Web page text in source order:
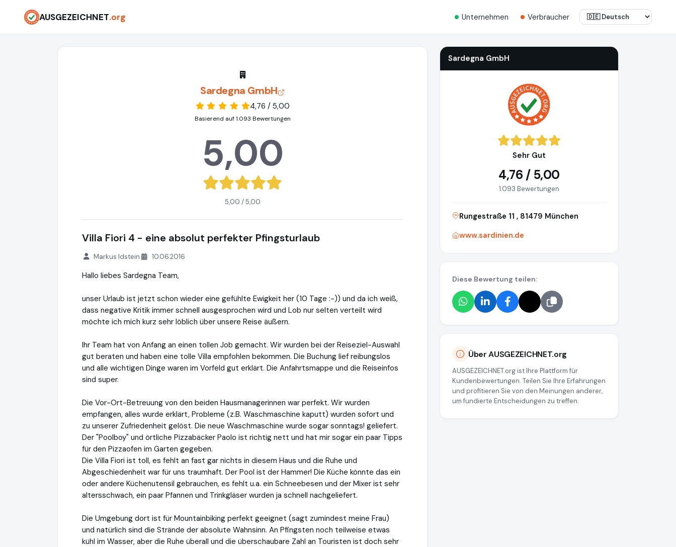
AUSGEZEICHNET.org Unternehmen Verbraucher
Sardegna GmbH
4,76 / 5,00
Basierend auf 1.093 Bewertungen
5,00
5,00 / 5,00
Villa Fiori 4 - eine absolut perfekter Pfingsturlaub
Markus Idstein 10.06.2016
Hallo liebes Sardegna Team,
unser Urlaub ist jetzt schon wieder eine gefühlte Ewigkeit her (10 Tage :-)) und da ich weiß,
dass negative Kritik immer schnell ausgesprochen wird und Lob nur selten verteilt wird
möchte ich mich kurz sehr löblich über unsere Reise äußern.
Ihr Team hat von Anfang an einen tollen Job gemacht. Wir wurden bei der Reiseziel-Auswahl
gut beraten und haben eine tolle Villa empfohlen bekommen. Die Buchung lief reibungslos
und alle wichtigen Dinge waren im Vorfeld gut erklärt. Die Anfahrtsmappe und die Reiseinfos
sind super.
Die Vor-Ort-Betreuung von den beiden Hausmanagerinnen war perfekt. Wir wurden
empfangen, alles wurde erklärt, Probleme (z.B. Waschmaschine kaputt) wurden sofort und
zu unserer Zufriedenheit gelöst. Die neue Waschmaschine wurde sogar sonntags! geliefert.
Der "Poolboy" und örtliche Pizzabäcker Paolo ist richtig nett und hat mir sogar ein paar Tipps
für den Pizzaofen im Garten gegeben.
Die Villa Fiori ist toll, es fehlt an fast gar nichts in diesem Haus und die Ruhe und
Abgeschiedenheit war für uns traumhaft. Der Pool ist der Hammer! Die Küche könnte das ein
oder andere Küchenutensil gebrauchen, es fehlt u.a. ein Schneebesen und der Mixer ist sehr
altersschwach, ein paar Pfannen und Trinkgläser wurden ja schnell nachgeliefert.
Die Umgebung dort ist für Mountainbiking perfekt geeignet (sagt zumindest meine Frau)
und natürlich sind die Strände der absolute Wahnsinn. An Pfingsten noch teilweise etwas
kühl im Wasser, aber die Ruhe überall und die überschaubare Zahl an Touristen ist doch sehr
Sardegna GmbH
Sehr Gut
4,76 / 5,00
1.093 Bewertungen
Rungestraße 11 , 81479 München
www.sardinien.de
Diese Bewertung teilen:
Über AUSGEZEICHNET.org
AUSGEZEICHNET.org ist Ihre Plattform für
Kundenbewertungen. Teilen Sie Ihre Erfahrungen
und profitieren Sie von den Meinungen anderer,
um fundierte Entscheidungen zu treffen.